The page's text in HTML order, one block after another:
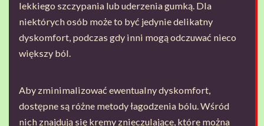
lekkiego szczypania lub uderzenia gumką. Dla
niektórych osób może to być jedynie delikatny
dyskomfort, podczas gdy inni mogą odczuwać nieco
większy ból.
Aby zminimalizować ewentualny dyskomfort,
dostępne są różne metody łagodzenia bólu. Wśród
nich znajdują się kremy znieczulające, które można